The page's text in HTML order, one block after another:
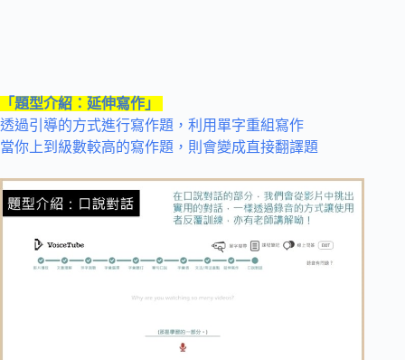
「題型介紹：延伸寫作」
透過引導的方式進行寫作題，利用單字重組寫作
當你上到級數較高的寫作題，則會變成直接翻譯題